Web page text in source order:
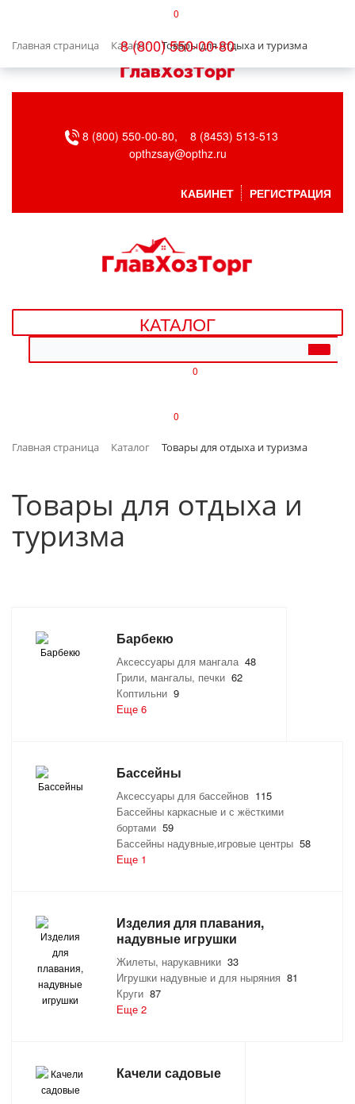
0
8 (800) 550-00-80
Главная страница Каталог Товары для отдыха и туризма
БЫТОВАЯ ТЕХНИКА
ВЕНТИЛЯЦИЯ
ДАЧА, САД И ОГОРОД
ДЕТСКИЕ ТОВАРЫ
ИНТЕРЬЕР
КАНЦТОВАРЫ
КЛИМАТИЧЕСКАЯ ТЕХНИКА
НАСОСНОЕ ОБОРУДОВАНИЕ
СВАРОЧНОЕ ОБОРУДОВАНИЕ И МАТЕРИАЛЫ
СКЛАДСКОЕ ОБОРУДОВАНИЕ
СНЕГОУБОРОЧНЫЙ ИНВЕНТАРЬ
СТРОИТЕЛЬНЫЕ И ОТДЕЛОЧНЫЕ МАТЕРИАЛЫ
ТОВАРЫ ДЛЯ АВТО
ТОВАРЫ ДЛЯ ДОМА
ТОВАРЫ ДЛЯ ОТДЫХА И ТУРИЗМА
8 (800) 550-00-80,
8 (8453) 513-513
opthzsay@opthz.ru
КАБИНЕТ РЕГИСТРАЦИЯ
КАТАЛОГ
0
0
Главная страница Каталог Товары для отдыха и туризма
Товары для отдыха и
туризма
Барбекю
Аксессуары для мангала 48
Грили, мангалы, печки 62
Коптильни 9
Еще 6
Бассейны
Аксессуары для бассейнов 115
Бассейны каркасные и с жёсткими
бортами 59
Бассейны надувные,игровые центры 58
Еще 1
Изделия для плавания,
надувные игрушки
Жилеты, нарукавники 33
Игрушки надувные и для ныряния 81
Круги 87
Еще 2
Качели садовые